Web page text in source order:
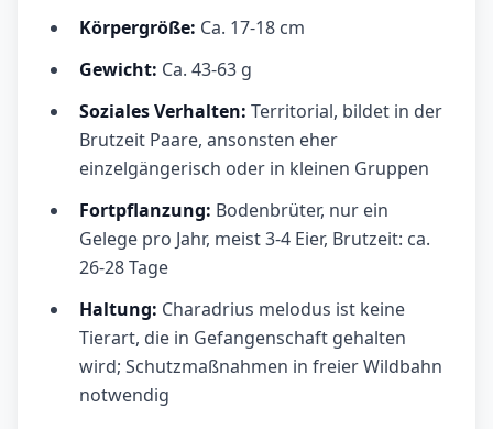
Körpergröße: Ca. 17-18 cm
Gewicht: Ca. 43-63 g
Soziales Verhalten: Territorial, bildet in der
Brutzeit Paare, ansonsten eher
einzelgängerisch oder in kleinen Gruppen
Fortpflanzung: Bodenbrüter, nur ein
Gelege pro Jahr, meist 3-4 Eier, Brutzeit: ca.
26-28 Tage
Haltung: Charadrius melodus ist keine
Tierart, die in Gefangenschaft gehalten
wird; Schutzmaßnahmen in freier Wildbahn
notwendig